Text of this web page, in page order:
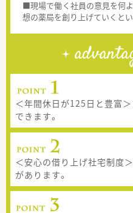
■現場で働く社員の意見を何
想の薬局を創り上げていくと
＜年間休日が125日と豊富
できます。
＜安心の借り上げ社宅制度
があります。